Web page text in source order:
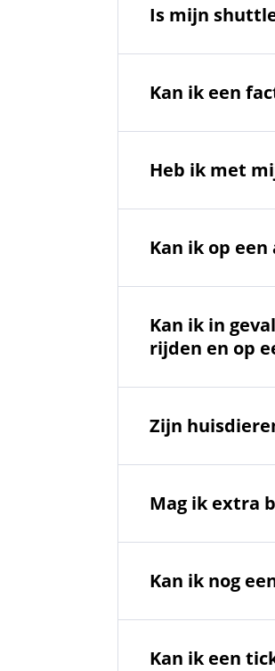
Is mijn
Kan ik een
Heb ik met
Kan ik op
Kan ik in
rijden en op
Zijn
Mag ik extra
Kan ik nog
Kan ik een